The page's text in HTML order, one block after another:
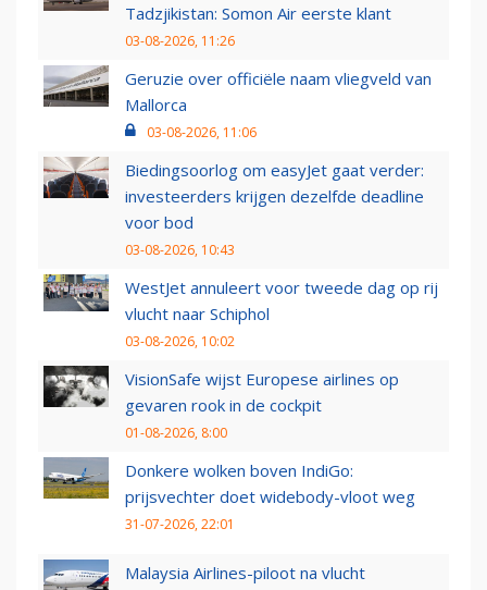
Tadzjikistan: Somon Air eerste klant
03-08-2026, 11:26
Geruzie over officiële naam vliegveld van
Mallorca
03-08-2026, 11:06
Biedingsoorlog om easyJet gaat verder:
investeerders krijgen dezelfde deadline
voor bod
03-08-2026, 10:43
WestJet annuleert voor tweede dag op rij
vlucht naar Schiphol
03-08-2026, 10:02
VisionSafe wijst Europese airlines op
gevaren rook in de cockpit
01-08-2026, 8:00
Donkere wolken boven IndiGo:
prijsvechter doet widebody-vloot weg
31-07-2026, 22:01
Malaysia Airlines-piloot na vlucht